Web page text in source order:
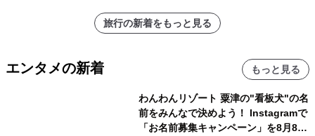
旅行の新着をもっと見る
エンタメの新着 もっと見る
わんわんリゾート 粟津の"看板犬"の名
前をみんなで決めよう！ Instagramで
「お名前募集キャンペーン」を8月8日